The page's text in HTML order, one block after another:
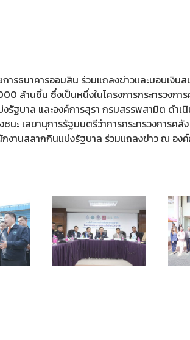
ธนาคารออมสิน ร่วมแถลงข่าวและมอบเงินส
ล้านชิ้น ซึ่งเป็นหนึ่งในโครงการกระทรวงก
ฐบาล และองค์การสุรา กรมสรรพสามิต ดำ
ชนะ เลขานุการรัฐมนตรีว่าการกระทรวงกา
านสลากกินแบ่งรัฐบาล ร่วมแถลงข่าว ณ องค์